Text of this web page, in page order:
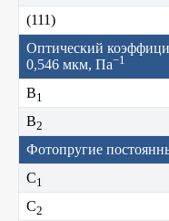
(111)
Оптический
0,546 мкм, Па−1
B1
B2
Фотопругие
C1
C2